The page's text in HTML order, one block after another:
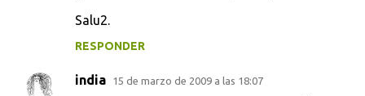
Salu2.
RESPONDER
india 15 de marzo de 2009 a las 18:07